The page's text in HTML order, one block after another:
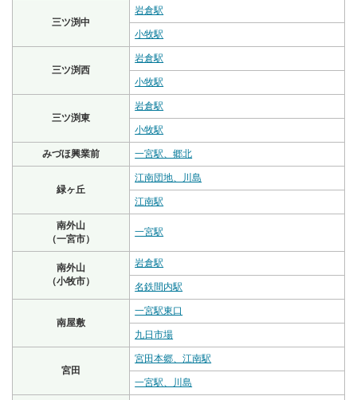
三ツ渕中
岩倉駅
小牧駅
三ツ渕西
岩倉駅
小牧駅
三ツ渕東
岩倉駅
小牧駅
みづほ興業前 一宮駅、郷北
緑ヶ丘
江南団地、川島
江南駅
南外山
（一宮市）
一宮駅
南外山
（小牧市）
岩倉駅
名鉄間内駅
南屋敷
一宮駅東口
九日市場
宮田
宮田本郷、江南駅
一宮駅、川島